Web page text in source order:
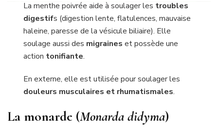
La menthe poivrée aide à soulager les troubles
digestifs (digestion lente, flatulences, mauvaise
haleine, paresse de la vésicule biliaire). Elle
soulage aussi des migraineset possède une
action tonifiante.
En externe, elle est utilisée pour soulager les
douleurs musculaires et rhumatismales.
La monarde (Monarda didyma)